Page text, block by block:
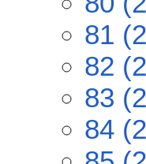
81
82
83
84